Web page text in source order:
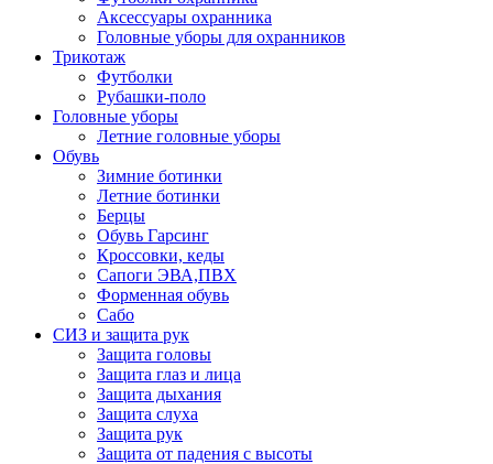
Аксессуары охранника
Головные уборы для охранников
Трикотаж
Футболки
Рубашки-поло
Головные уборы
Летние головные уборы
Обувь
Зимние ботинки
Летние ботинки
Берцы
Обувь Гарсинг
Кроссовки, кеды
Сапоги ЭВА,ПВХ
Форменная обувь
Сабо
СИЗ и защита рук
Защита головы
Защита глаз и лица
Защита дыхания
Защита слуха
Защита рук
Защита от падения с высоты